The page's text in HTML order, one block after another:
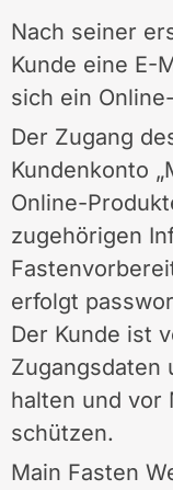
Nach seiner
Kunde eine E-
sich ein
Der Zugang
Kundenkonto
Online-
zugehörigen
erfolgt
Der Kunde ist
Zugangsdaten
halten und vor
schützen.
Main Fasten